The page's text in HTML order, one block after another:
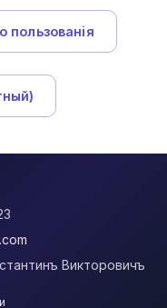
пользованiя
Викторовичъ